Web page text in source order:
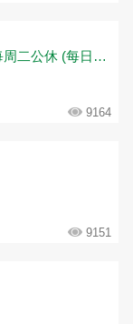
周一~周日11:30~18:30 每周二公休 (每日饮料及伴手礼售完即打烊)
9164
9151